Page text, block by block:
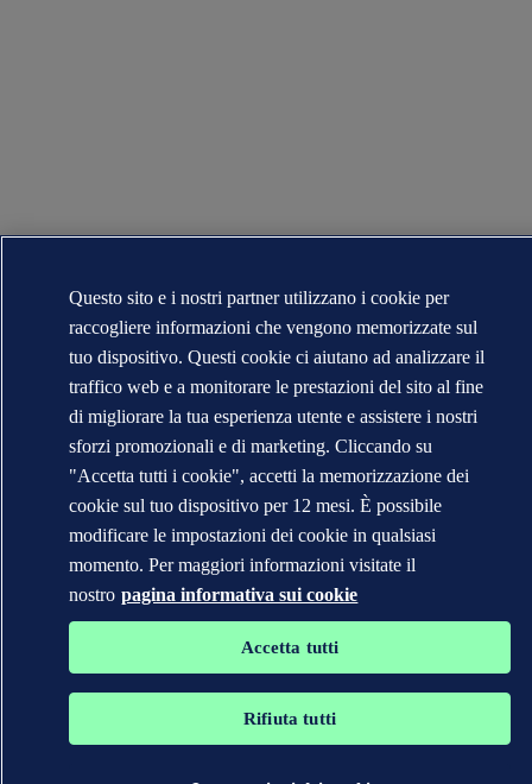
Questo sito e i nostri partner utilizzano i cookie per
raccogliere informazioni che vengono memorizzate sul
tuo dispositivo. Questi cookie ci aiutano ad analizzare il
traffico web e a monitorare le prestazioni del sito al fine
di migliorare la tua esperienza utente e assistere i nostri
sforzi promozionali e di marketing. Cliccando su
"Accetta tutti i cookie", accetti la memorizzazione dei
cookie sul tuo dispositivo per 12 mesi. È possibile
modificare le impostazioni dei cookie in qualsiasi
momento. Per maggiori informazioni visitate il
nostro pagina informativa sui cookie
Accetta tutti
Rifiuta tutti